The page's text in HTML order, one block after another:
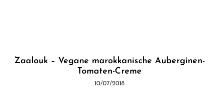
Zaalouk – Vegane marokkanische Auberginen-
Tomaten-Creme
10/07/2018